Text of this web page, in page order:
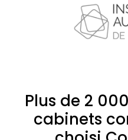
Plus de 2
cabinets